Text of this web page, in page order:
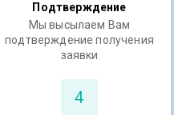
Подтверждение
Мы высылаем Вам
подтверждение получения
заявки
4